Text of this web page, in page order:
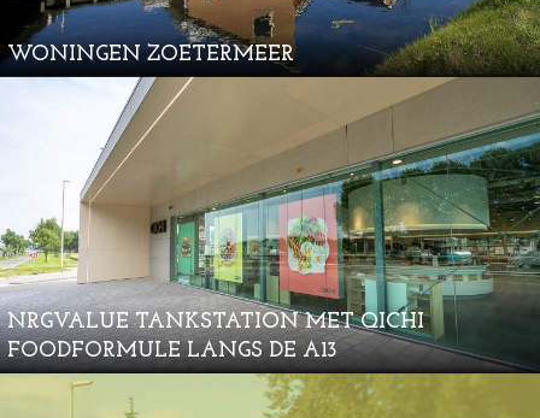
WONINGEN ZOETERMEER
NRGVALUE TANKSTATION MET QICHI
FOODFORMULE LANGS DE A13